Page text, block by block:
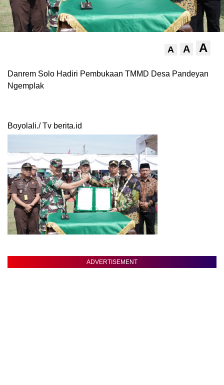
A A A
Danrem Solo Hadiri Pembukaan TMMD Desa Pandeyan
Ngemplak
Boyolali./ Tv berita.id
ADVERTISEMENT